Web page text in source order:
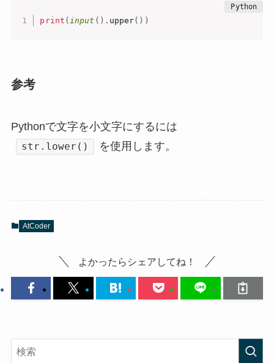
print ( input ( ) . upper( ) )
参考
Pythonで文字を小文字にするには
str.lower() を使用します。
AtCoder
よかったらシェアしてね！